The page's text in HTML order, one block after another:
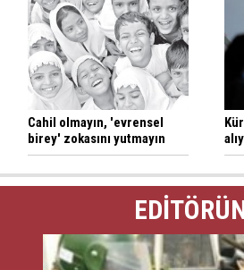
Cahil olmayın, 'evrensel
birey' zokasını yutmayın